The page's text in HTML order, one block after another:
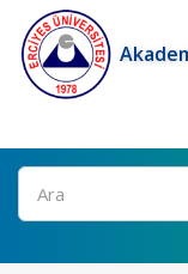
Ara